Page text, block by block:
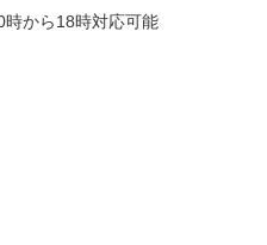
時から18時対応可能